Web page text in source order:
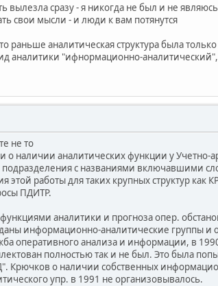
вылезла сразу - я никогда не был и не
свои мысли - и люди к вам потянутся
раньше аналитическая структура была
аналитики "ифнормационно-
не то
о наличии аналитических функции у
с названиями включавшими
этой работы для таких крупных структур
ПДИТР.
аналитики и прогноза опер.
информационно-аналитические группы и
оперативного анализа и информации, в
полностью так и не был. Это была
Крючков о наличии собственных
упр. в 1991 не организовывалось.